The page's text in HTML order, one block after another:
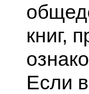
книг,
Если